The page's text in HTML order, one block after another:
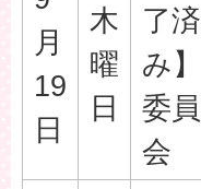
月
19
日
木
曜
日
了済
み】
委員
会